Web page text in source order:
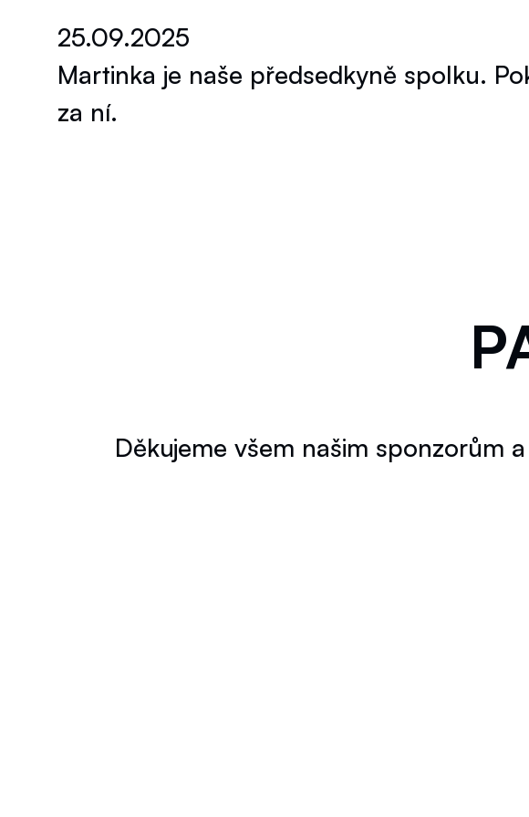
25.09.2025
Martinka je naše předsedkyně spolku.
za ní.
Děkujeme všem našim sponzorům